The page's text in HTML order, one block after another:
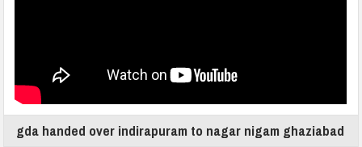
gda handed over indirapuram to nagar nigam ghaziabad